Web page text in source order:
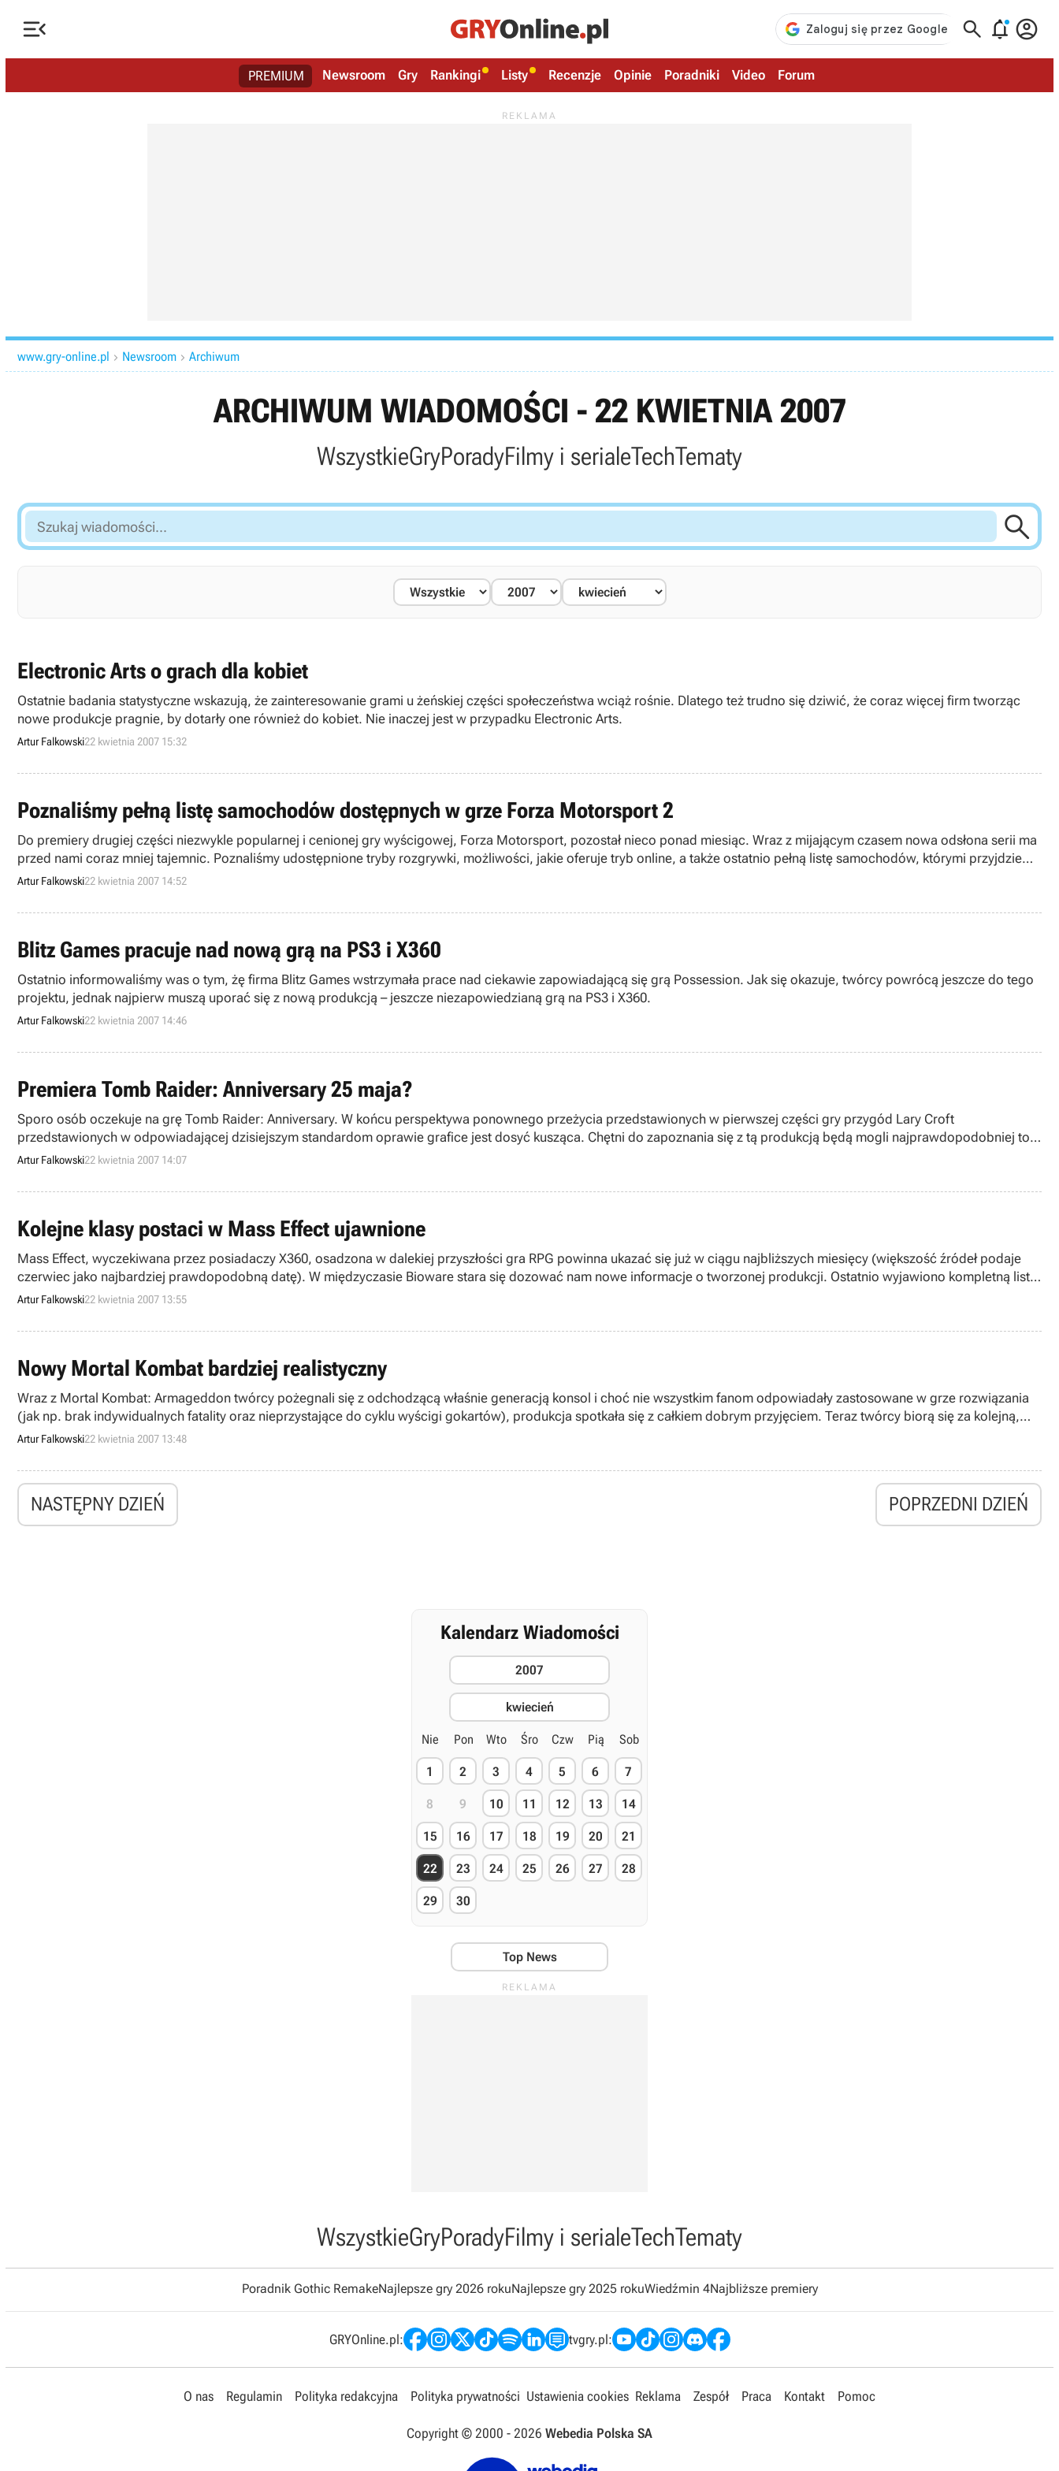
   
PREMIUM Newsroom Gry Rankingi Listy Recenzje Opinie Poradniki Video Forum
www.gry-online.pl  Newsroom  Archiwum
ARCHIWUM WIADOMOŚCI - 22 KWIETNIA 2007
WszystkieGryPoradyFilmy i serialeTechTematy
Szukaj
wiadomości...

Electronic Arts o grach dla kobiet
Ostatnie badania statystyczne wskazują, że zainteresowanie grami u żeńskiej części społeczeństwa wciąż rośnie. Dlatego też trudno się dziwić, że coraz więcej firm tworząc
nowe produkcje pragnie, by dotarły one również do kobiet. Nie inaczej jest w przypadku Electronic Arts.
Artur Falkowski22 kwietnia 2007 15:32
Poznaliśmy pełną listę samochodów dostępnych w grze Forza Motorsport 2
Do premiery drugiej części niezwykle popularnej i cenionej gry wyścigowej, Forza Motorsport, pozostał nieco ponad miesiąc. Wraz z mijającym czasem nowa odsłona serii ma
przed nami coraz mniej tajemnic. Poznaliśmy udostępnione tryby rozgrywki, możliwości, jakie oferuje tryb online, a także ostatnio pełną listę samochodów, którymi przyjdzie
nam się ścigać.
Artur Falkowski22 kwietnia 2007 14:52
Blitz Games pracuje nad nową grą na PS3 i X360
Ostatnio informowaliśmy was o tym, żę firma Blitz Games wstrzymała prace nad ciekawie zapowiadającą się grą Possession. Jak się okazuje, twórcy powrócą jeszcze do tego
projektu, jednak najpierw muszą uporać się z nową produkcją – jeszcze niezapowiedzianą grą na PS3 i X360.
Artur Falkowski22 kwietnia 2007 14:46
Premiera Tomb Raider: Anniversary 25 maja?
Sporo osób oczekuje na grę Tomb Raider: Anniversary. W końcu perspektywa ponownego przeżycia przedstawionych w pierwszej części gry przygód Lary Croft
przedstawionych w odpowiadającej dzisiejszym standardom oprawie grafice jest dosyć kusząca. Chętni do zapoznania się z tą produkcją będą mogli najprawdopodobniej to
uczynić już 25 maja.
Artur Falkowski22 kwietnia 2007 14:07
Kolejne klasy postaci w Mass Effect ujawnione
Mass Effect, wyczekiwana przez posiadaczy X360, osadzona w dalekiej przyszłości gra RPG powinna ukazać się już w ciągu najbliższych miesięcy (większość źródeł podaje
czerwiec jako najbardziej prawdopodobną datę). W międzyczasie Bioware stara się dozować nam nowe informacje o tworzonej produkcji. Ostatnio wyjawiono kompletną listę
klas postaci, do których należeć będzie nasz bohater.
Artur Falkowski22 kwietnia 2007 13:55
Nowy Mortal Kombat bardziej realistyczny
Wraz z Mortal Kombat: Armageddon twórcy pożegnali się z odchodzącą właśnie generacją konsol i choć nie wszystkim fanom odpowiadały zastosowane w grze rozwiązania
(jak np. brak indywidualnych fatality oraz nieprzystające do cyklu wyścigi gokartów), produkcja spotkała się z całkiem dobrym przyjęciem. Teraz twórcy biorą się za kolejną,
ósmą już część tej popularnej serii bijatyk.
Artur Falkowski22 kwietnia 2007 13:48
NASTĘPNY DZIEŃ POPRZEDNI DZIEŃ
Kalendarz Wiadomości
2007
kwiecień
Nie Pon Wto Śro Czw Pią Sob
1 2 3 4 5 6 7
8 9 10 11 12 13 14
15 16 17 18 19 20 21
22 23 24 25 26 27 28
29 30
Top News
WszystkieGryPoradyFilmy i serialeTechTematy
Poradnik Gothic RemakeNajlepsze gry 2026 rokuNajlepsze gry 2025 rokuWiedźmin 4Najbliższe premiery
GRYOnline.pl: tvgry.pl:
O nas Regulamin Polityka redakcyjna Polityka prywatności Ustawienia cookies Reklama Zespół Praca Kontakt Pomoc
Copyright © 2000 - 2026 Webedia Polska SA